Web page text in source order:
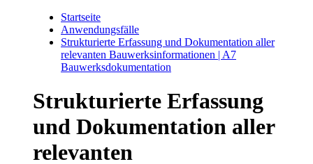
Startseite
Anwendungsfälle
Strukturierte Erfassung und Dokumentation aller
relevanten Bauwerksinformationen | A7
Bauwerksdokumentation
Strukturierte Erfassung
und Dokumentation aller
relevanten